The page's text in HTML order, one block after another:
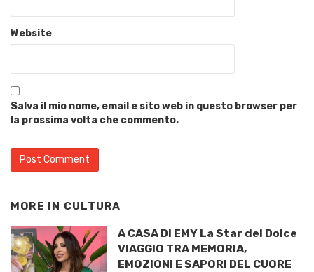
Website
Salva il mio nome, email e sito web in questo browser per
la prossima volta che commento.
MORE IN CULTURA
A CASA DI EMY La Star del Dolce
VIAGGIO TRA MEMORIA,
EMOZIONI E SAPORI DEL CUORE